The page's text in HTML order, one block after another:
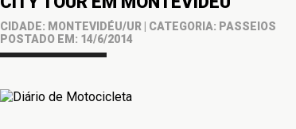
CIDADE: MONTEVIDÉU/UR | CATEGORIA: PASSEIOS
POSTADO EM: 14/6/2014